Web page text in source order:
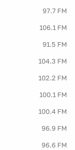
97.7 FM
106.1 FM
91.5 FM
104.3 FM
102.2 FM
100.1 FM
100.4 FM
96.9 FM
96.6 FM